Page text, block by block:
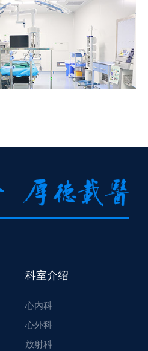
科室介绍
心内科
心外科
放射科